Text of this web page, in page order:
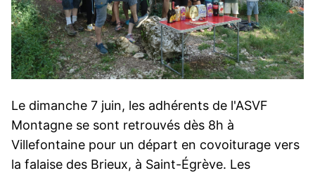
Le dimanche 7 juin, les adhérents de l'ASVF
Montagne se sont retrouvés dès 8h à
Villefontaine pour un départ en covoiturage vers
la falaise des Brieux, à Saint-Égrève. Les